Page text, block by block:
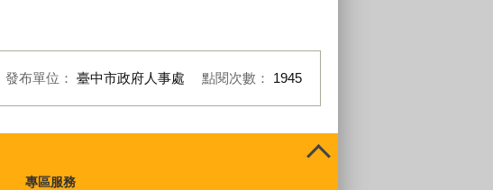
發布單位： 臺中市政府人事處 點閱次數： 1945
專區服務